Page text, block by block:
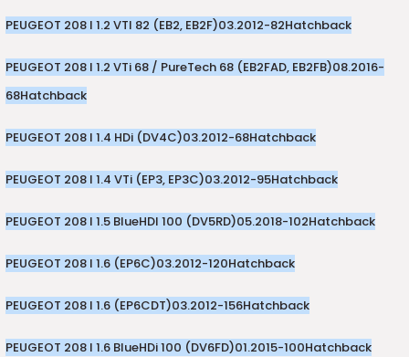
PEUGEOT 208 I 1.2 VTI 82 (EB2, EB2F)03.2012-82Hatchback
PEUGEOT 208 I 1.2 VTi 68 / PureTech 68 (EB2FAD, EB2FB)08.2016-
68Hatchback
PEUGEOT 208 I 1.4 HDi (DV4C)03.2012-68Hatchback
PEUGEOT 208 I 1.4 VTi (EP3, EP3C)03.2012-95Hatchback
PEUGEOT 208 I 1.5 BlueHDI 100 (DV5RD)05.2018-102Hatchback
PEUGEOT 208 I 1.6 (EP6C)03.2012-120Hatchback
PEUGEOT 208 I 1.6 (EP6CDT)03.2012-156Hatchback
PEUGEOT 208 I 1.6 BlueHDi 100 (DV6FD)01.2015-100Hatchback